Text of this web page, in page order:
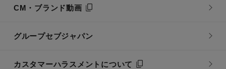
CM・ブランド動画
グループセブジャパン
カスタマーハラスメントについて